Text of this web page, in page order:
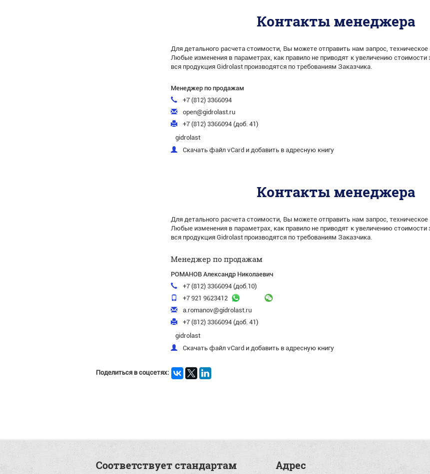
Контакты менеджера
Для детального расчета стоимости, Вы можете отправить нам запрос,
Любые изменения в параметрах, как правило не приводят к увеличению стоимости
вся продукция Gidrolast производятся по требованиям Заказчика.
Менеджер по продажам
+7 (812) 3366094
open@gidrolast.ru
+7 (812) 3366094 (доб. 41)
gidrolast
Скачать файл vСard и добавить в адресную книгу
Контакты менеджера
Для детального расчета стоимости, Вы можете отправить нам запрос,
Любые изменения в параметрах, как правило не приводят к увеличению стоимости
вся продукция Gidrolast производятся по требованиям Заказчика.
Менеджер по продажам
РОМАНОВ Александр Николаевич
+7 (812) 3366094 (доб.10)
+7 921 9623412
a.romanov@gidrolast.ru
+7 (812) 3366094 (доб. 41)
gidrolast
Скачать файл vСard и добавить в адресную книгу
Поделиться в соцсетях:
Соответствует стандартам Адрес